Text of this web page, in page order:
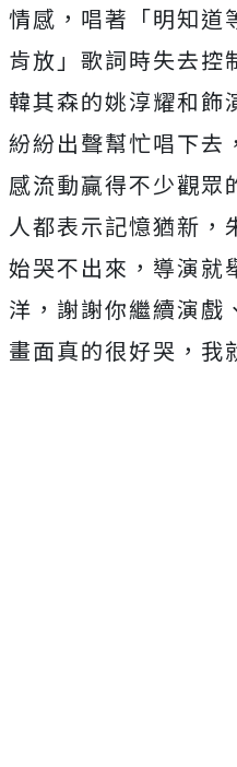
情感，唱著「明知道
肯放」歌詞時失去控
韓其森的姚淳耀和飾
紛紛出聲幫忙唱下去
感流動贏得不少觀眾
人都表示記憶猶新，
始哭不出來，導演就
洋， 謝謝你繼續演戲
畫面真的很好哭， 我